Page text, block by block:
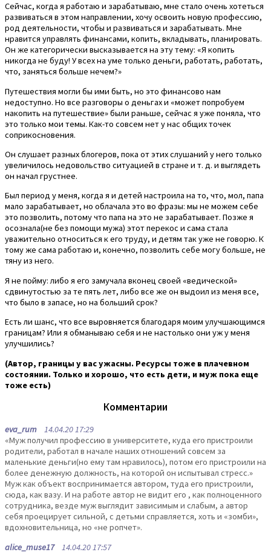
Сейчас, когда я работаю и зарабатываю, мне стало очень хотеться
развиваться в этом направлении, хочу освоить новую профессию,
род деятельности, чтобы и развиваться и зарабатывать. Мне
нравится управлять финансами, копить, вкладывать, планировать.
Он же категорически высказывается на эту тему: «Я копить
никогда не буду! У всех на уме только деньги, работать, работать,
что, заняться больше нечем?»
Путешествия могли бы ими быть, но это финансово нам
недоступно. Но все разговоры о деньгах и «может попробуем
накопить на путешествие» были раньше, сейчас я уже поняла, что
это только мои темы. Как-то совсем нет у нас общих точек
соприкосновения.
Он слушает разных блогеров, пока от этих слушаний у него только
увеличилось недовольство ситуацией в стране и т. д. и выглядеть
он начал грустнее.
Был период у меня, когда я и детей настроила на то, что, мол, папа
мало зарабатывает, но облачала это во фразы: мы не можем себе
это позволить, потому что папа на это не зарабатывает. Позже я
осознала(не без помощи мужа) этот перекос и сама стала
уважительно относиться к его труду, и детям так уже не говорю. К
тому же сама работаю и, конечно, позволить себе могу больше, не
тяну из него.
Я не пойму: либо я его замучала вконец своей «ведической»
сдвинутостью за те пять лет, либо все же он выдоил из меня все,
что было в запасе, но на больший срок?
Есть ли шанс, что все выровняется благодаря моим улучшающимся
границам? Или я обманываю себя и не настолько они уж у меня
улучшились?
(Автор, границы у вас ужасны. Ресурсы тоже в плачевном
состоянии. Только и хорошо, что есть дети, и муж пока еще
тоже есть)
Комментарии
eva_rum 14.04.20 17:29
«Муж получил профессию в университете, куда его пристроили
родители, работал в начале наших отношений совсем за
маленькие деньги(но ему там нравилось), потом его пристроили на
более денежную должность, на которой он испытывал стресс.»
Муж как объект воспринимается автором, туда его пристроили,
сюда, как вазу. И на работе автор не видит его , как полноценного
сотрудника, везде муж выглядит зависимым и слабым, а автор
себя проецирует сильной, с детьми справляется, хоть и «зомби»,
вдохновительница, но «не ропчет».
alice_muse1714.04.20 17:57